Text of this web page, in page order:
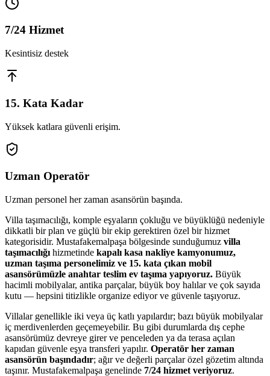
7/24 Hizmet
Kesintisiz destek
15. Kata Kadar
Yüksek katlara güvenli erişim.
Uzman Operatör
Uzman personel her zaman asansörün başında.
Villa taşımacılığı, komple eşyaların çokluğu ve büyüklüğü nedeniyle
dikkatli bir plan ve güçlü bir ekip gerektiren özel bir hizmet
kategorisidir. Mustafakemalpaşa bölgesinde sunduğumuz villa
taşımacılığı hizmetinde kapalı kasa nakliye kamyonumuz,
uzman taşıma personelimiz ve 15. kata çıkan mobil
asansörümüzle anahtar teslim ev taşıma yapıyoruz. Büyük
hacimli mobilyalar, antika parçalar, büyük boy halılar ve çok sayıda
kutu — hepsini titizlikle organize ediyor ve güvenle taşıyoruz.
Villalar genellikle iki veya üç katlı yapılardır; bazı büyük mobilyalar
iç merdivenlerden geçemeyebilir. Bu gibi durumlarda dış cephe
asansörümüz devreye girer ve penceleden ya da terasa açılan
kapıdan güvenle eşya transferi yapılır. Operatör her zaman
asansörün başındadır; ağır ve değerli parçalar özel gözetim altında
taşınır. Mustafakemalpaşa genelinde 7/24 hizmet veriyoruz.